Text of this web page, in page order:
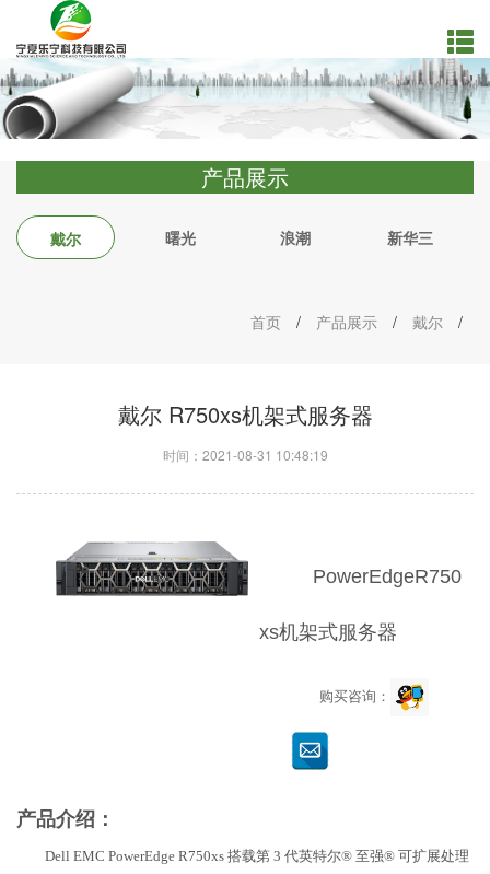
产品展示
戴尔 曙光 浪潮 新华三
首页 / 产品展示 / 戴尔 /
戴尔 R750xs机架式服务器
时间：2021-08-31 10:48:19
PowerEdgeR750
xs机架式服务器
购买咨询：
产品介绍：
Dell EMC PowerEdge R750xs 搭载第 3 代英特尔® 至强® 可扩展处理